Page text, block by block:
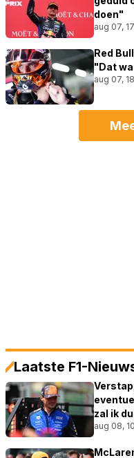
doen"
aug 07,
Red
"Dat
aug 07,
Laatste F1-
zal ik
aug 08,